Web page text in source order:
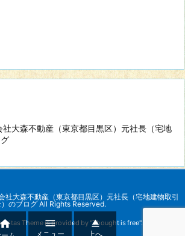
社大森不動産（東京都目黒区）元社長（宅地建物取引
のブログAll Rights Reserved.
Theme is provided by "Thought is free".

メニュー

上へ